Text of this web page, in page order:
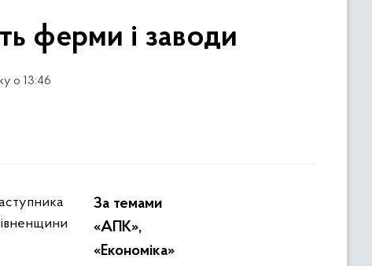
ферми і заводи
о 13:46
За темами
«АПК»,
«Економіка»